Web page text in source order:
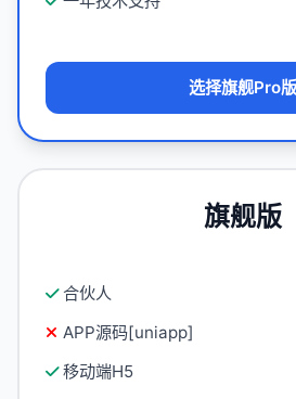
选择旗舰Pro版
旗舰版
合伙人
APP源码[uniapp]
移动端H5